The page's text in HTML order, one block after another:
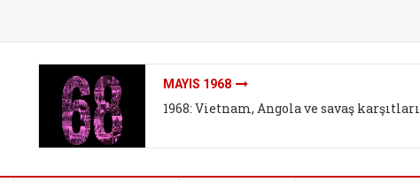
MAYIS 1968
1968: Vietnam, Angola ve savaş karşıtları